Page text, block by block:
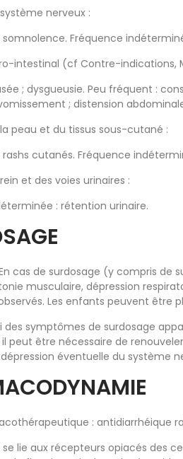
nerveux :
Fréquence
intestinal (cf Contre-indications,
; dysgueusie. Peu fréquent :
; distension
peau et du tissus sous-cutané :
cutanés. Fréquence
et des voies urinaires :
: rétention urinaire.
cas de surdosage (y compris
musculaire, dépression
Les enfants peuvent être
des symptômes de surdosage
il peut être nécessaire de
éventuelle du système
: antidiarrhéique
se lie aux récepteurs opiacés des